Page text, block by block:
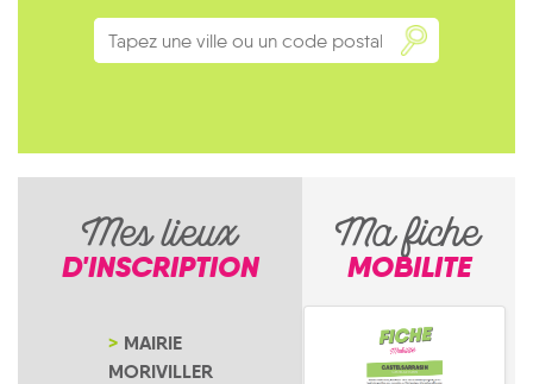
Mes lieux
D'INSCRIPTION
MAIRIE
MORIVILLER
Ma fiche
MOBILITE